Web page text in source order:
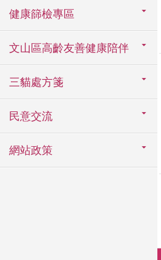
健康篩檢專區
文山區高齡友善健康陪伴
三貓處方箋
民意交流
網站政策